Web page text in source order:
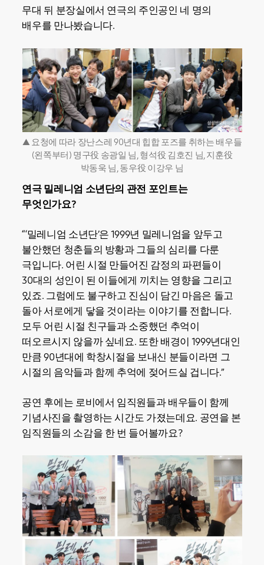
무대 뒤 분장실에서 연극의 주인공인 네 명의
배우를 만나봤습니다.
▲ 요청에 따라 장난스레 90년대 힙합 포즈를 취하는 배우들
(왼쪽부터) 명구役 송광일 님, 형석役 김호진 님, 지훈役
박동욱 님, 동우役 이강우 님
연극 밀레니엄 소년단의 관전 포인트는
무엇인가요?
“‘밀레니엄 소년단’은 1999년 밀레니엄을 앞두고
불안했던 청춘들의 방황과 그들의 심리를 다룬
극입니다. 어린 시절 만들어진 감정의 파편들이
30대의 성인이 된 이들에게 끼치는 영향을 그리고
있죠. 그럼에도 불구하고 진심이 담긴 마음은 돌고
돌아 서로에게 닿을 것이라는 이야기를 전합니다.
모두 어린 시절 친구들과 소중했던 추억이
떠오르시지 않을까 싶네요. 또한 배경이 1999년대인
만큼 90년대에 학창시절을 보내신 분들이라면 그
시절의 음악들과 함께 추억에 젖어드실 겁니다.”
공연 후에는 로비에서 임직원들과 배우들이 함께
기념사진을 촬영하는 시간도 가졌는데요. 공연을 본
임직원들의 소감을 한 번 들어볼까요?